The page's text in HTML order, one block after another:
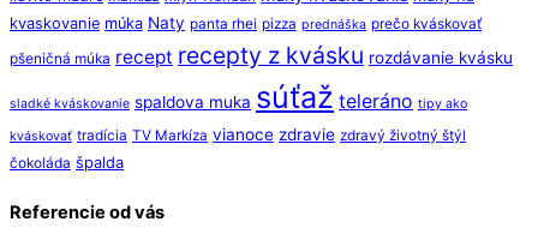
kvaskovanie múka Naty panta rhei pizza prednáška prečo kváskovať
pšeničná múka recept recepty z kvásku rozdávanie kvásku
sladké kváskovanie spaldova muka súťaž teleráno tipy ako
kváskovať tradícia TV Markíza vianoce zdravie zdravý životný štýl
čokoláda špalda
Referencie od vás